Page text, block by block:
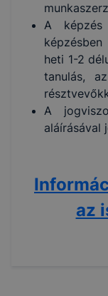
A képzés
heti 1-2
tanulás,
A
aláírásával
az